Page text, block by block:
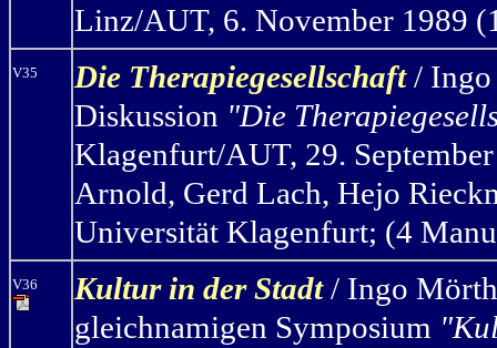
Linz/AUT, 6. November 1989
V35 Die Therapiegesellschaft/
Diskussion "Die
Klagenfurt/AUT, 29.
Arnold, Gerd Lach, Hejo
Universität Klagenfurt; (4
V36 Kultur in der Stadt/ Ingo
gleichnamigen Symposium